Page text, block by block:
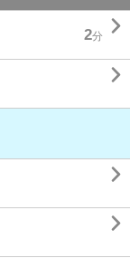
2分 


